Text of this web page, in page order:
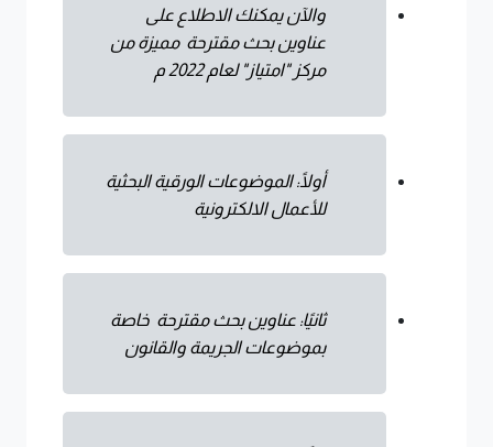
والآن يمكنك الاطلاع على
عناوين بحث مقترحة مميزة من
مركز "امتياز" لعام 2022 م
أولًا: الموضوعات الورقية البحثية
للأعمال الالكترونية
ثانيًا: عناوين بحث مقترحة خاصة
بموضوعات الجريمة والقانون